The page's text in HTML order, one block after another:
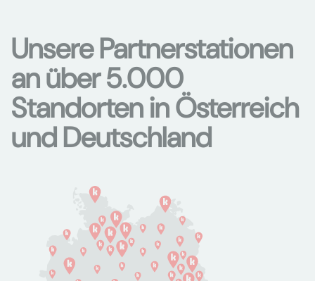
Unsere Partnerstationen
an über 5.000
Standorten in Österreich
und Deutschland